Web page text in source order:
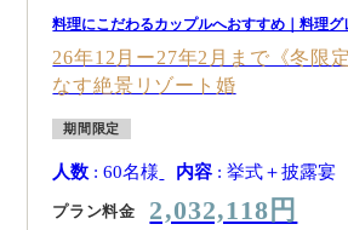
料理にこだわるカップルへおすすめ｜料理グ
26年12月ー27年2月まで《冬限
なす絶景リゾート婚
期間限定
人数 : 60名様 内容 : 挙式＋披露宴
プラン料金 2,032,118円